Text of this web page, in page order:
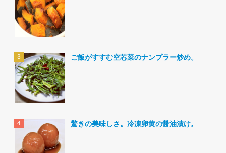
ご飯がすすむ空芯菜のナンプラー炒め。
驚きの美味しさ。冷凍卵黄の醤油漬け。